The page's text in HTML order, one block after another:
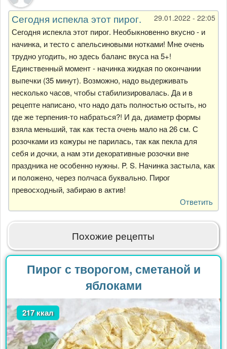
29.01.2022 - 22:05
Сегодня испекла этот пирог.
Сегодня испекла этот пирог. Необыкновенно вкусно - и
начинка, и тесто с апельсиновыми нотками! Мне очень
трудно угодить, но здесь баланс вкуса на 5+!
Единственный момент - начинка жидкая по окончании
выпечки (35 минут). Возможно, надо выдерживать
несколько часов, чтобы стабилизировалась. Да и в
рецепте написано, что надо дать полностью остыть, но
где же терпения-то набраться?! И да, диаметр формы
взяла меньший, так как теста очень мало на 26 см. С
розочками из кожуры не парилась, так как пекла для
себя и дочки, а нам эти декоративные розочки вне
праздника не особенно нужны. P. S. Начинка застыла, как
и положено, через полчаса буквально. Пирог
превосходный, забираю в актив!
Ответить
Похожие рецепты
Пирог с творогом, сметаной и
яблоками
217 ккал